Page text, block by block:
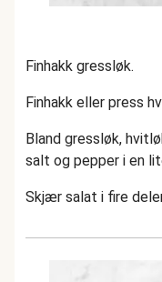
Finhakk gressløk.
Finhakk eller press
Bland gressløk,
salt og pepper i en
Skjær salat i fire